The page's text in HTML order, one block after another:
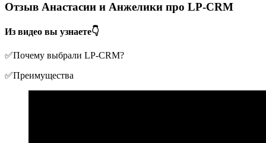
Отзыв Анастасии и Анжелики про LP-CRM
Из видео вы узнаете👇
✅Почему выбрали LP-CRM?
✅Преимущества